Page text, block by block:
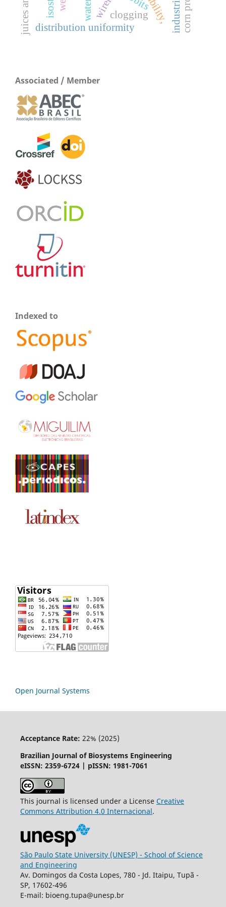
distribution uniformity
clogging
Associated / Member
Indexed to
Open Journal Systems
Acceptance Rate: 22% (2025)
Brazilian Journal of Biosystems Engineering
eISSN: 2359-6724 | pISSN: 1981-7061
This journal is licensed under a License Creative
Commons Attribution 4.0 Internacional.
São Paulo State University (UNESP) - School of Science
and Engineering
Av. Domingos da Costa Lopes, 780 - Jd. Itaipu, Tupã -
SP, 17602-496
E-mail: bioeng.tupa@unesp.br